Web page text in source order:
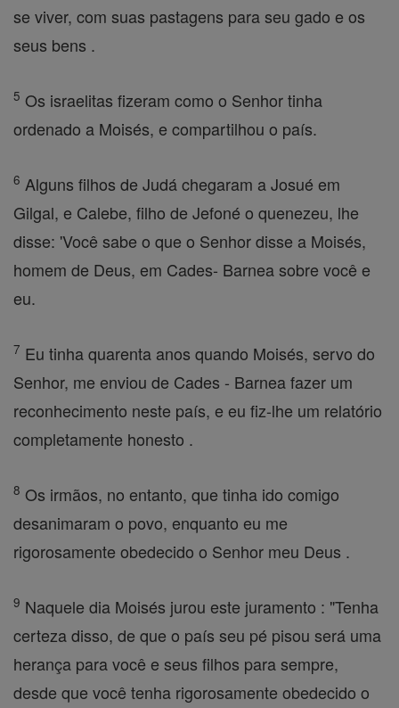
se viver, com suas pastagens para seu gado e os
seus bens .
5 Os israelitas fizeram como o Senhor tinha
ordenado a Moisés, e compartilhou o país.
6 Alguns filhos de Judá chegaram a Josué em
Gilgal, e Calebe, filho de Jefoné o quenezeu, lhe
disse: 'Você sabe o que o Senhor disse a Moisés,
homem de Deus, em Cades- Barnea sobre você e
eu.
7 Eu tinha quarenta anos quando Moisés, servo do
Senhor, me enviou de Cades - Barnea fazer um
reconhecimento neste país, e eu fiz-lhe um relatório
completamente honesto .
8 Os irmãos, no entanto, que tinha ido comigo
desanimaram o povo, enquanto eu me
rigorosamente obedecido o Senhor meu Deus .
9 Naquele dia Moisés jurou este juramento : "Tenha
certeza disso, de que o país seu pé pisou será uma
herança para você e seus filhos para sempre,
desde que você tenha rigorosamente obedecido o